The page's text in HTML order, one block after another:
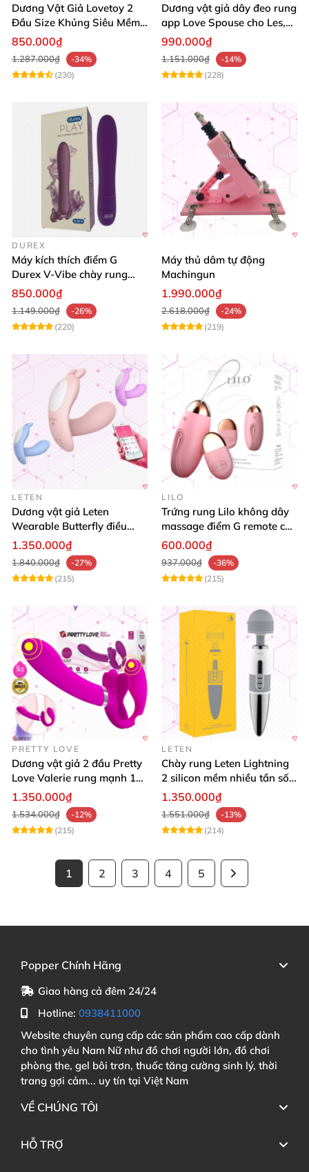
Dương Vật Giả Lovetoy 2
Đầu Size Khủng Siêu Mềm
Kích Thích Les
850.000₫
1.287.000₫
-34%
(230)
Dương vật giả dây đeo rung
app Love Spouse cho Les,
đồng tính nữ
990.000₫
1.151.000₫
-14%
(228)
DUREX
Máy kích thích điểm G
Durex V-Vibe chày rung
tinh yêu không dây cao cấp
850.000₫
1.149.000₫
-26%
(220)
Máy thủ dâm tự động
Machingun
1.990.000₫
2.618.000₫
-24%
(219)
LETEN
Dương vật giả Leten
Wearable Butterfly điều
khiển app bluetooth 16 chế
1.350.000₫
1.840.000₫
-27%
(215)
LILO
Trứng rung Lilo không dây
massage điểm G remote cao
cấp USB
600.000₫
937.000₫
-36%
(215)
PRETTY LOVE
Dương vật giả 2 đầu Pretty
Love Valerie rung mạnh 12
chế độ cao cấp
1.350.000₫
1.534.000₫
-12%
(215)
LETEN
Chày rung Leten Lightning
2 silicon mềm nhiều tần số
rung phát nhiệt
1.350.000₫
1.551.000₫
-13%
(214)
1 2 3 4 5
Popper Chính Hãng
Giao hàng cả đêm 24/24
Hotline: 0938411000
Website chuyên cung cấp các sản phẩm cao cấp dành
cho tình yêu Nam Nữ như đồ chơi người lớn, đồ chơi
phòng the, gel bôi trơn, thuốc tăng cường sinh lý, thời
trang gợi cảm... uy tín tại Việt Nam
VỀ CHÚNG TÔI
HỖ TRỢ